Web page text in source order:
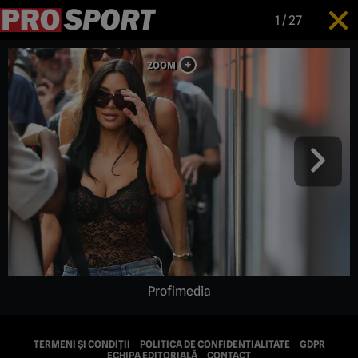
1 /27
Profimedia
TERMENI ȘI CONDIȚII POLITICA DE CONFIDENTIALITATE
GDPR
ECHIPA EDITORIALĂ
CONTACT